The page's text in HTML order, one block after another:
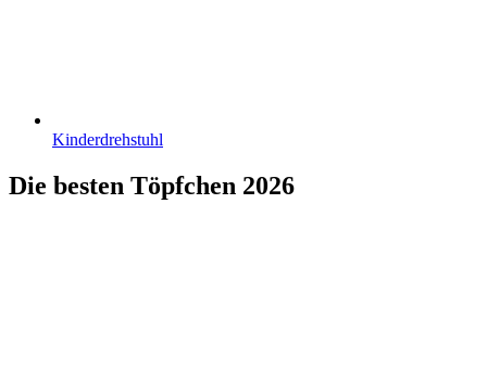
Kinderdrehstuhl
Die besten Töpfchen 2026